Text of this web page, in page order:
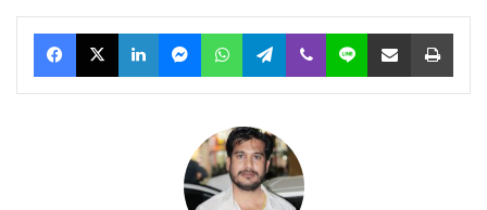
Facebook
X LinkedInMessengerWhatsAppTelegram
Viber Line Share via Email Print